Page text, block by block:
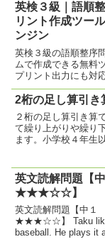
英検３級｜語順
リント作成ツー
ンジン
英検３級の語順整序
ムで作成できる無料
プリント出力にも対
習や学習塾での演習
説・模範解答付き。
serif;padding:20px...
2桁の足し算引き
２桁の足し算引き算
て繰り上がりや繰り
ます。小学校４年生
して頑張りましょう
題テスト body { font-
sans-...
英文読解問題【
★★★☆☆】
英文読解問題【中１
★★★☆☆】 Taku
baseball. He plays it